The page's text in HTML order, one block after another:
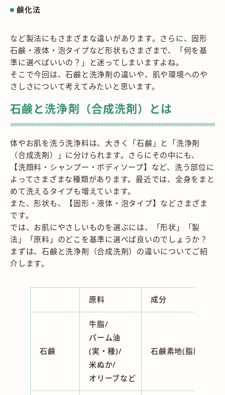
鹸化法
など製法にもさまざまな違いがあります。さらに、固形
石鹸・液体・泡タイプなど形状もさまざまで、「何を基
準に選べばいいの？」と迷ってしまいますよね。
そこで今回は、石鹸と洗浄剤の違いや、肌や環境へのや
さしさについて考えてみたいと思います。
石鹸と洗浄剤（合成洗剤）とは
体やお肌を洗う洗浄料は、大きく「石鹸」と「洗浄剤
（合成洗剤）」に分けられます。さらにその中にも、
【洗顔料・シャンプー・ボディソープ】など、洗う部位に
よってさまざまな種類があります。最近では、全身をまと
めて洗えるタイプも増えています。
また、形状も、【固形・液体・泡タイプ】などさまざま
です。
では、お肌にやさしいものを選ぶには、「形状」「製
法」「原料」のどこを基準に選べば良いのでしょうか？
まずは、石鹸と洗浄剤（合成洗剤）の違いについてご紹
介します。
原料 成分
石鹸
牛脂/
パーム油
(実・種)/
米ぬか/
オリーブなど
石鹸素地(脂肪酸ナ